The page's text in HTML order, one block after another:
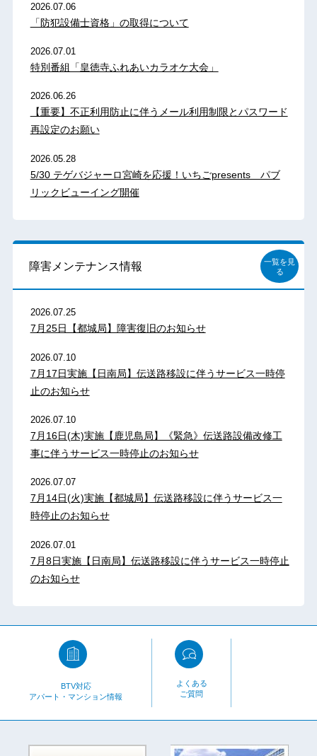
2026.07.06
「防犯設備士資格」の取得について
2026.07.01
特別番組「皇徳寺ふれあいカラオケ大会」
2026.06.26
【重要】不正利用防止に伴うメール利用制限とパスワード
再設定のお願い
2026.05.28
5/30 テゲバジャーロ宮崎を応援！いちごpresents パブ
リックビューイング開催
障害メンテナンス情報
一覧を見
る
2026.07.25
7月25日【都城局】障害復旧のお知らせ
2026.07.10
7月17日実施【日南局】伝送路移設に伴うサービス一時停
止のお知らせ
2026.07.10
7月16日(木)実施【鹿児島局】《緊急》伝送路設備改修工
事に伴うサービス一時停止のお知らせ
2026.07.07
7月14日(火)実施【都城局】伝送路移設に伴うサービス一
時停止のお知らせ
2026.07.01
7月8日実施【日南局】伝送路移設に伴うサービス一時停止
のお知らせ
BTV対応
アパート・マンション情報
よくある
ご質問